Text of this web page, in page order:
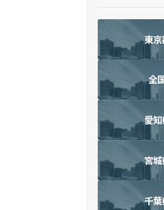
東
全
愛
宮
千